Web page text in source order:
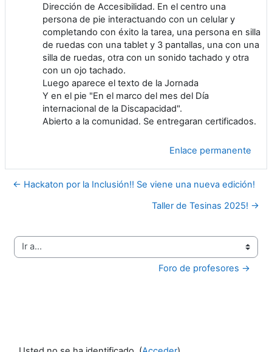
Dirección de Accesibilidad. En el centro una
persona de pie interactuando con un celular y
completando con éxito la tarea, una persona en silla
de ruedas con una tablet y 3 pantallas, una con una
silla de ruedas, otra con un sonido tachado y otra
con un ojo tachado.
Luego aparece el texto de la Jornada
Y en el pie "En el marco del mes del Día
internacional de la Discapacidad".
Abierto a la comunidad. Se entregaran certificados.
Enlace permanente
← Hackaton por la Inclusión!! Se viene una nueva edición!
Taller de Tesinas 2025! →
Ir a...
Foro de profesores →